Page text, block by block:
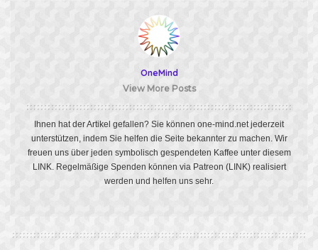
OneMind
View More Posts
Ihnen hat der Artikel gefallen? Sie können one-mind.net jederzeit
unterstützen, indem Sie helfen die Seite bekannter zu machen. Wir
freuen uns über jeden symbolisch gespendeten Kaffee unter diesem
LINK. Regelmäßige Spenden können via Patreon (LINK)realisiert
werden und helfen uns sehr.